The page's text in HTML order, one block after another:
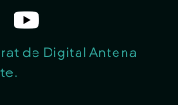
de Digital Antena